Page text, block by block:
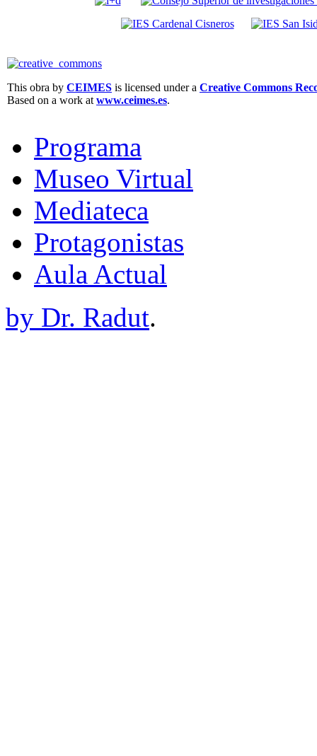
This obra by CEIMES is licensed under a Creative Commons
Based on a work at www.ceimes.es.
Programa
Museo Virtual
Mediateca
Protagonistas
Aula Actual
by Dr. Radut.